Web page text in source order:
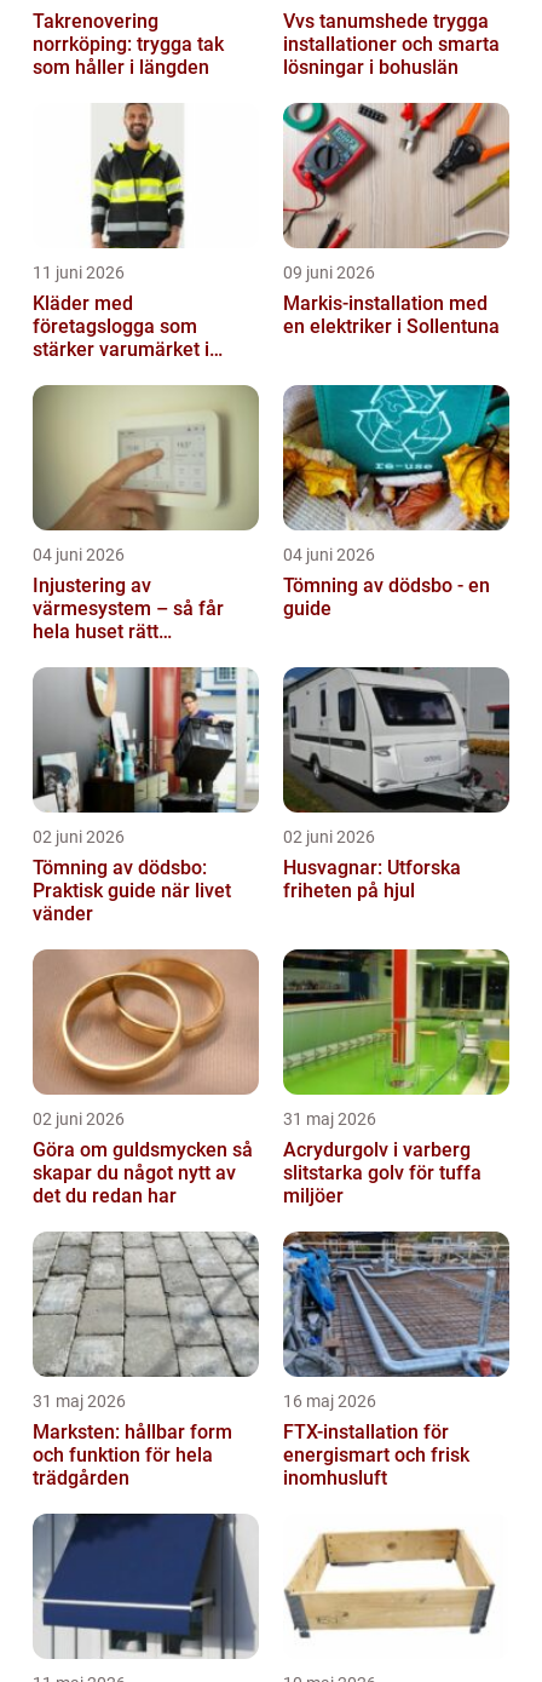
Takrenovering
norrköping: trygga tak
som håller i längden
Vvs tanumshede trygga
installationer och smarta
lösningar i bohuslän
11 juni 2026
Kläder med
företagslogga som
stärker varumärket i
09 juni 2026
Markis-installation med
en elektriker i Sollentuna
04 juni 2026
Injustering av
värmesystem – så får
hela huset rätt
04 juni 2026
Tömning av dödsbo - en
guide
02 juni 2026
Tömning av dödsbo:
Praktisk guide när livet
vänder
02 juni 2026
Husvagnar: Utforska
friheten på hjul
02 juni 2026
Göra om guldsmycken så
skapar du något nytt av
det du redan har
31 maj 2026
Acrydurgolv i varberg
slitstarka golv för tuffa
miljöer
31 maj 2026
Marksten: hållbar form
och funktion för hela
trädgården
16 maj 2026
FTX-installation för
energismart och frisk
inomhusluft